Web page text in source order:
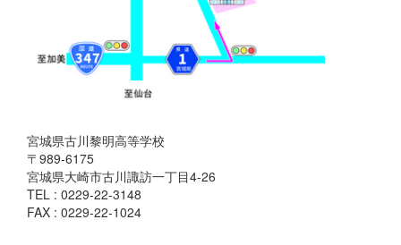
宮城県古川黎明高等学校
〒989-6175
宮城県大崎市古川諏訪一丁目4-26
TEL : 0229-22-3148
FAX : 0229-22-1024